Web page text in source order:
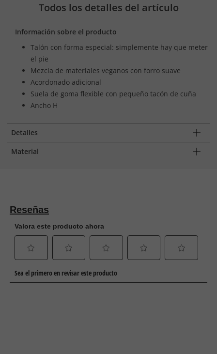
Todos los detalles del artículo
Información sobre el producto
Talón con forma especial: simplemente hay que meter
el pie
Mezcla de materiales veganos con forro suave
Acordonado adicional
Suela de goma flexible con pequeño tacón de cuña
Ancho H
Detalles
Material